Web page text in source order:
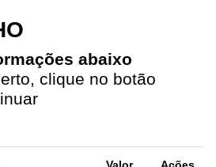
abaixo
clique no botão
Valor Ações